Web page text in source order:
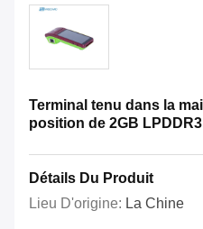
Terminal tenu dans la
position de 2GB
Détails Du Produit
Lieu D'origine: La Chine